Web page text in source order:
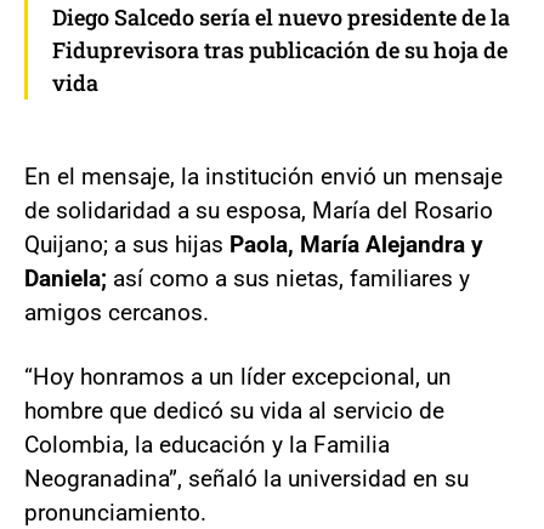
Diego Salcedo sería el nuevo presidente de la
Fiduprevisora tras publicación de su hoja de
vida
En el mensaje, la institución envió un mensaje
de solidaridad a su esposa, María del Rosario
Quijano; a sus hijas Paola, María Alejandra y
Daniela; así como a sus nietas, familiares y
amigos cercanos.
“Hoy honramos a un líder excepcional, un
hombre que dedicó su vida al servicio de
Colombia, la educación y la Familia
Neogranadina”, señaló la universidad en su
pronunciamiento.